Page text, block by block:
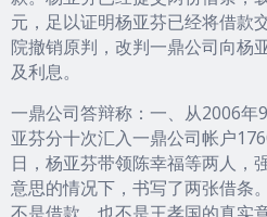
元，足以证明杨亚芬已经将借款
院撤销原判，改判一鼎公司向杨
及利息。
一鼎公司答辩称：一、从2006年
亚芬分十次汇入一鼎公司帐户
日，杨亚芬带领陈幸福等两人，
意思的情况下，书写了两张借条